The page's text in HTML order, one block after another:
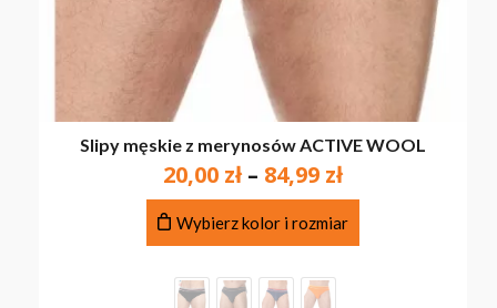
Slipy męskie z merynosów ACTIVE WOOL
20,00 zł – 84,99 złZakres
cen:
od
20,00 zł
Wybierz kolor i rozmiar